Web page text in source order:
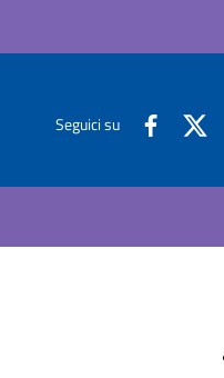
Seguici su